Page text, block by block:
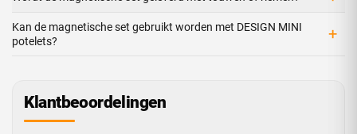
Kan de magnetische set gebruikt worden met DESIGN MINI
potelets?
+
Klantbeoordelingen